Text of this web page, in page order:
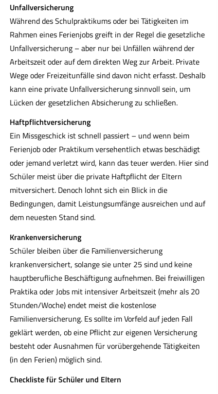
Unfall­ver­si­che­rung
Während des Schulpraktikums oder bei Tätigkeiten im
Rahmen eines Ferienjobs greift in der Regel die gesetzliche
Unfall­ver­si­che­rung – aber nur bei Unfällen während der
Arbeitszeit oder auf dem direkten Weg zur Arbeit. Private
Wege oder Freizeitunfälle sind davon nicht erfasst. Deshalb
kann eine private Unfall­ver­si­che­rung sinnvoll sein, um
Lücken der gesetzlichen Absicherung zu schließen.
Haft­pflichtversicherung
Ein Missgeschick ist schnell passiert – und wenn beim
Ferienjob oder Praktikum versehentlich etwas beschädigt
oder jemand verletzt wird, kann das teuer werden. Hier sind
Schüler meist über die private Haft­pflicht der Eltern
mitversichert. Denoch lohnt sich ein Blick in die
Bedingungen, damit Leistungsumfänge ausreichen und auf
dem neuesten Stand sind.
Kranken­ver­si­che­rung
Schüler bleiben über die Familienversicherung
krankenversichert, solange sie unter 25 sind und keine
hauptberufliche Beschäftigung aufnehmen. Bei freiwilligen
Praktika oder Jobs mit intensiver Arbeitszeit (mehr als 20
Stunden/Woche) endet meist die kostenlose
Familienversicherung. Es sollte im Vorfeld auf jeden Fall
geklärt werden, ob eine Pflicht zur eigenen Versicherung
besteht oder Ausnahmen für vorübergehende Tätigkeiten
(in den Ferien) möglich sind.
Checkliste für Schüler und Eltern